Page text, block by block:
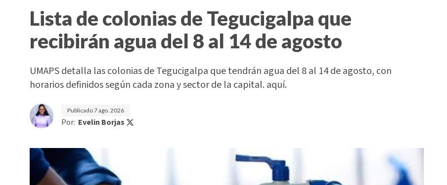
Lista de colonias de Tegucigalpa que
recibirán agua del 8 al 14 de agosto
UMAPS detalla las colonias de Tegucigalpa que tendrán agua del 8 al 14 de agosto, con
horarios definidos según cada zona y sector de la capital. aquí.
Publicado7 ago. 2026
Por: Evelin Borjas